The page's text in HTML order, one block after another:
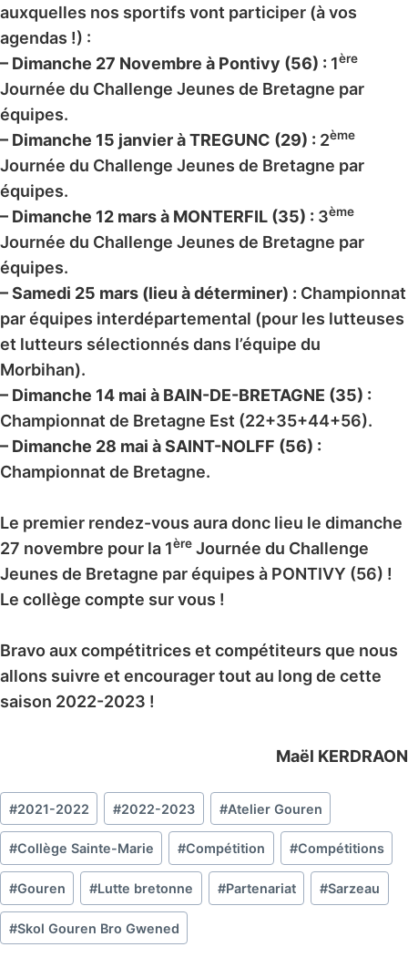
auxquelles nos sportifs vont participer (à vos
agendas !) :
– Dimanche 27 Novembre à Pontivy (56) : 1ère
Journée du Challenge Jeunes de Bretagne par
équipes.
– Dimanche 15 janvier à TREGUNC (29) : 2ème
Journée du Challenge Jeunes de Bretagne par
équipes.
– Dimanche 12 mars à MONTERFIL (35) : 3ème
Journée du Challenge Jeunes de Bretagne par
équipes.
– Samedi 25 mars (lieu à déterminer) : Championnat
par équipes interdépartemental (pour les lutteuses
et lutteurs sélectionnés dans l’équipe du
Morbihan).
– Dimanche 14 mai à BAIN-DE-BRETAGNE (35) :
Championnat de Bretagne Est (22+35+44+56).
– Dimanche 28 mai à SAINT-NOLFF (56) :
Championnat de Bretagne.
Le premier rendez-vous aura donc lieu le dimanche
27 novembre pour la 1ère Journée du Challenge
Jeunes de Bretagne par équipes à PONTIVY (56) !
Le collège compte sur vous !
Bravo aux compétitrices et compétiteurs que nous
allons suivre et encourager tout au long de cette
saison 2022-2023 !
Maël KERDRAON
Étiquettes
de
la
publication :
#2021-2022 #2022-2023 #Atelier Gouren
#Collège Sainte-Marie #Compétition #Compétitions
#Gouren #Lutte bretonne #Partenariat #Sarzeau
#Skol Gouren Bro Gwened